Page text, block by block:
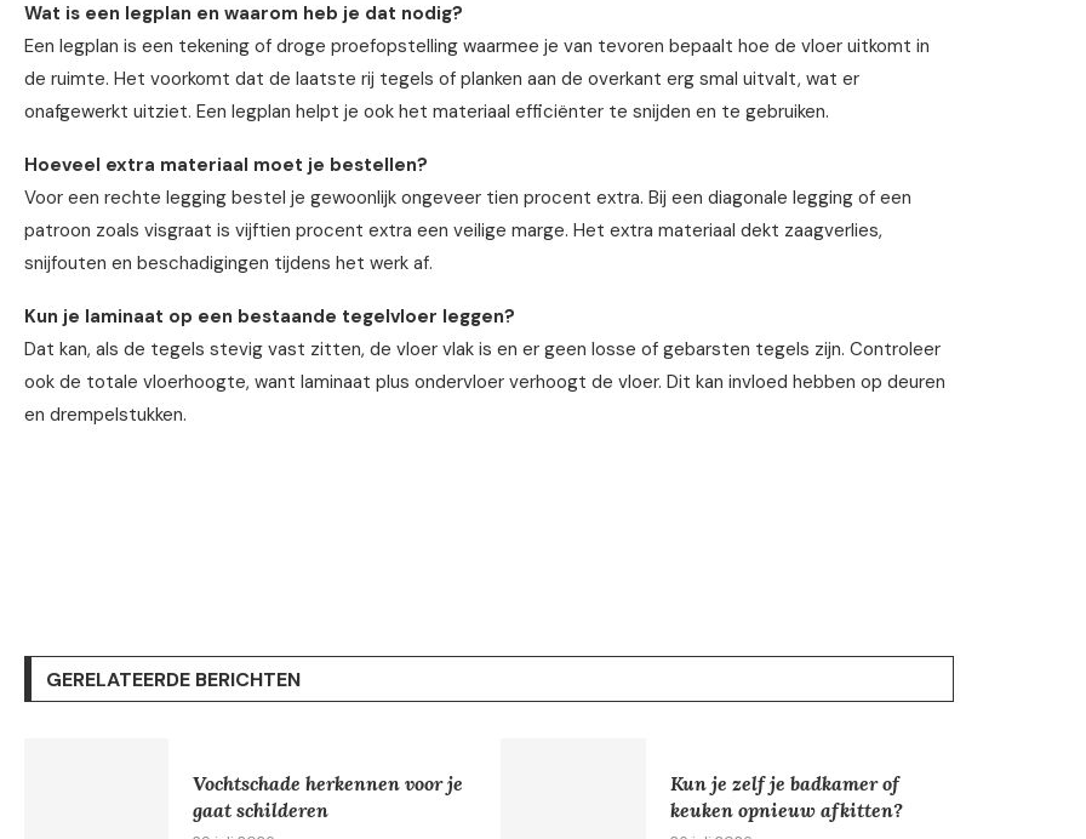
Wat is een legplan en waarom heb je dat nodig?
Een legplan is een tekening of droge proefopstelling waarmee je van tevoren bepaalt hoe de vloer uitkomt in
de ruimte. Het voorkomt dat de laatste rij tegels of planken aan de overkant erg smal uitvalt, wat er
onafgewerkt uitziet. Een legplan helpt je ook het materiaal efficiënter te snijden en te gebruiken.
Hoeveel extra materiaal moet je bestellen?
Voor een rechte legging bestel je gewoonlijk ongeveer tien procent extra. Bij een diagonale legging of een
patroon zoals visgraat is vijftien procent extra een veilige marge. Het extra materiaal dekt zaagverlies,
snijfouten en beschadigingen tijdens het werk af.
Kun je laminaat op een bestaande tegelvloer leggen?
Dat kan, als de tegels stevig vast zitten, de vloer vlak is en er geen losse of gebarsten tegels zijn. Controleer
ook de totale vloerhoogte, want laminaat plus ondervloer verhoogt de vloer. Dit kan invloed hebben op deuren
en drempelstukken.
GERELATEERDE BERICHTEN
Vochtschade herkennen voor je
gaat schilderen
Kun je zelf je badkamer of
keuken opnieuw afkitten?